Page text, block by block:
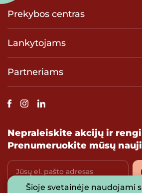
Prekybos centras
Lankytojams
Partneriams
Nepraleiskite akcijų ir
Prenumeruokite mūsų
Jūsų el. pašto adresas
Šioje svetainėje naudojami